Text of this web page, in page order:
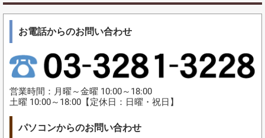
お電話からのお問い合わせ
営業時間：月曜～金曜 10:00～18:00
土曜 10:00～18:00【定休日：日曜・祝日】
パソコンからのお問い合わせ